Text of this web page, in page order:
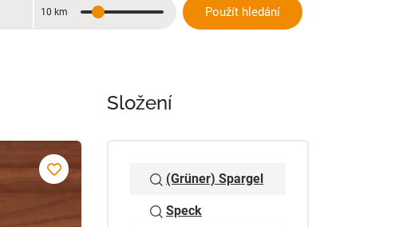
Vzdálenost
10 km Použít hledání
Složení
(Grüner) Spargel
Speck